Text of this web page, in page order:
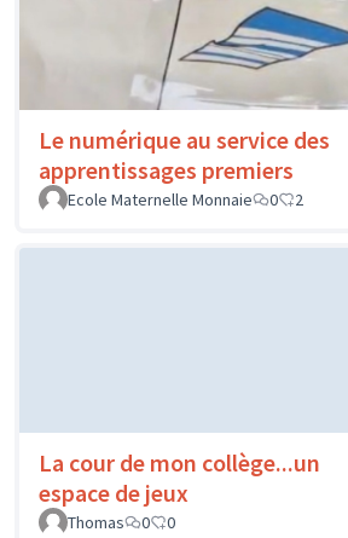
Le numérique au service des
apprentissages premiers
Ecole Maternelle Monnaie
0 2
La cour de mon collège...un
espace de jeux
Thomas
0 0